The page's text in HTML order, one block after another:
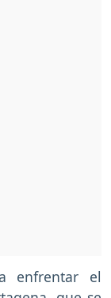
enfrentar el